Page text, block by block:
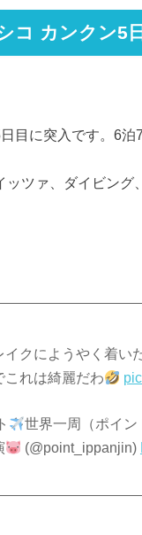
コ カンクン5
目に突入です。6泊
ッツァ、ダイビング
イクにようやく着い
これは綺麗だわ
世界一周（ポイ
(@point_ippanjin)